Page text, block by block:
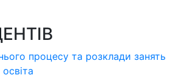
процесу та розклади занять